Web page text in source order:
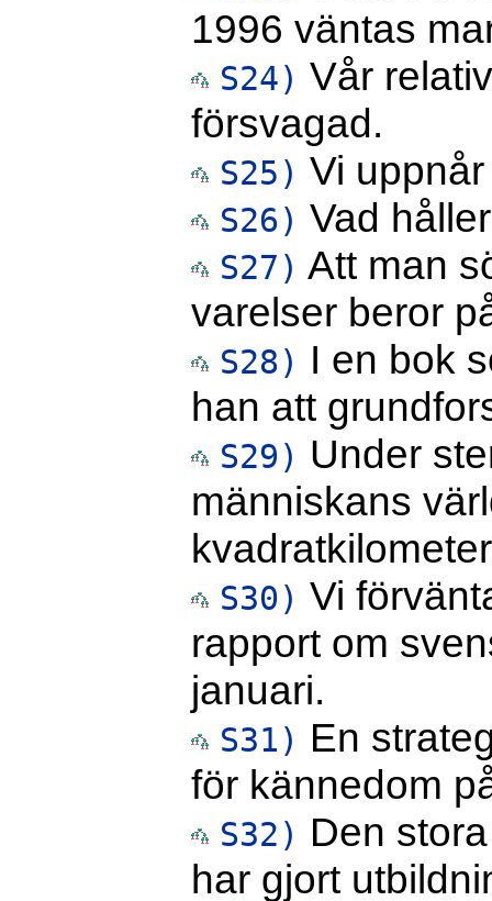
1996 väntas
S24) Vår
försvagad.
S25) Vi
S26) Vad
S27) Att man
varelser beror
S28) I en bok
han att
S29) Under
människans
S30) Vi
rapport om
januari.
S31) En
för kännedom
S32) Den
har gjort